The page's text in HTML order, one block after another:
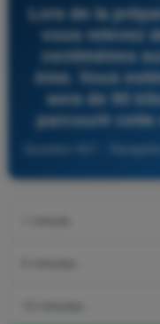
Lors de la
vous relevez
centimètres
ème. Vous
sera de 90
parcourir cette
Question 857 -